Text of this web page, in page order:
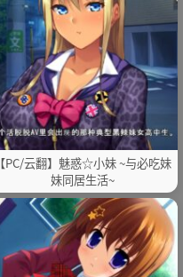
【PC/云翻】魅惑☆小妹 ~与必吃妹
妹同居生活~